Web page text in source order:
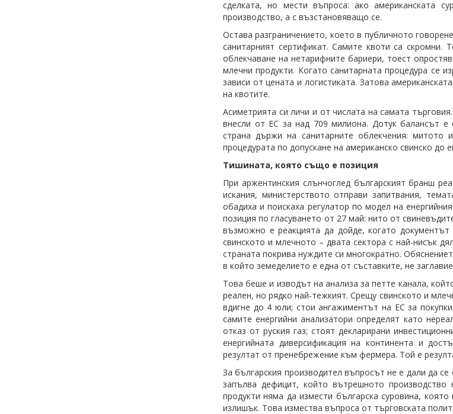
сделката, но мести въпроса: ако американската
производство, а с възстановяващо се.
Остава разграничението, което в публичното
санитарният сертификат. Самите квоти са скромни.
облекчаване на нетарифните бариери, тоест
млечни продукти. Когато санитарната процедура се
зависи от цената и логистиката. Затова
на квотите.
Асиметрията си личи и от числата на самата
внесли от ЕС за над 709 милиона. Дотук балансът е
страна държи на санитарните облекчения:
процедурата по допускане на американско свинско до
Тишината, която също е позиция
При аржентинския слънчоглед българският бранш
искания, министерството отправи запитвания,
обадиха и поискаха регулатор по модел на
позиция по гласуването от 27 май: нито от
възможно е реакцията да дойде, когато
свинското и млечното – двата сектора с най-нисък
страната покрива нуждите си многократно.
в който земеделието е една от съставките, не
Това беше и изводът на анализа за петте канала,
реален, но рядко най-тежкият. Срещу свинското и
вдигне до 4 юли; стои ангажиментът на ЕС за
самите енергийни анализатори определят като
отказ от руския газ; стоят декларирани
енергийната диверсификация на континента и
резултат от пренебрежение към фермера. Той е
За българския производител въпросът не е дали да
запълва дефицит, който вътрешното
продукти няма да измести българска суровина,
излишък. Това измества въпроса от търговската